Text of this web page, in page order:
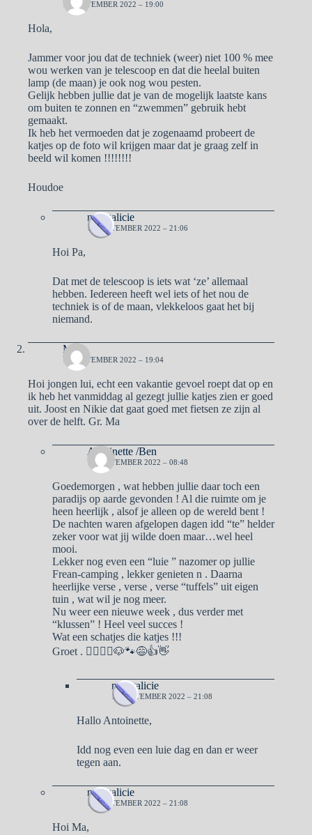
11 SEPTEMBER 2022 – 19:00
Hola,
Jammer voor jou dat de techniek (weer) niet 100 % mee
wou werken van je telescoop en dat die heelal buiten
lamp (de maan) je ook nog wou pesten.
Gelijk hebben jullie dat je van de mogelijk laatste kans
om buiten te zonnen en “zwemmen” gebruik hebt
gemaakt.
Ik heb het vermoeden dat je zogenaamd probeert de
katjes op de foto wil krijgen maar dat je graag zelf in
beeld wil komen !!!!!!!!
Houdoe
naargalicie
12 SEPTEMBER 2022 – 21:06
Hoi Pa,
Dat met de telescoop is iets wat ‘ze’ allemaal
hebben. Iedereen heeft wel iets of het nou de
techniek is of de maan, vlekkeloos gaat het bij
niemand.
Ma
11 SEPTEMBER 2022 – 19:04
Hoi jongen lui, echt een vakantie gevoel roept dat op en
ik heb het vanmiddag al gezegt jullie katjes zien er goed
uit. Joost en Nikie dat gaat goed met fietsen ze zijn al
over de helft. Gr. Ma
Antoinette /Ben
12 SEPTEMBER 2022 – 08:48
Goedemorgen , wat hebben jullie daar toch een
paradijs op aarde gevonden ! Al die ruimte om je
heen heerlijk , alsof je alleen op de wereld bent !
De nachten waren afgelopen dagen idd “te” helder
zeker voor wat jij wilde doen maar…wel heel
mooi.
Lekker nog even een “luie ” nazomer op jullie
Frean-camping , lekker genieten n . Daarna
heerlijke verse , verse , verse “tuffels” uit eigen
tuin , wat wil je nog meer.
Nu weer een nieuwe week , dus verder met
“klussen” ! Heel veel succes !
Wat een schatjes die katjes !!!
Groet . 🙋‍♀️🙋‍♂️🐶🐾😅👍👋
naargalicie
12 SEPTEMBER 2022 – 21:08
Hallo Antoinette,
Idd nog even een luie dag en dan er weer
tegen aan.
naargalicie
12 SEPTEMBER 2022 – 21:08
Hoi Ma,